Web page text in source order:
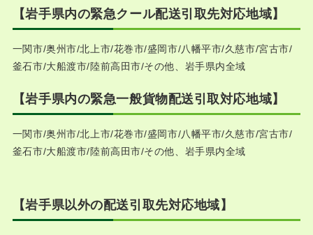
【岩手県内の緊急クール配送引取先対応地域】
一関市/奥州市/北上市/花巻市/盛岡市/八幡平市/久慈市/宮古市/
釜石市/大船渡市/陸前高田市/その他、岩手県内全域
【岩手県内の緊急一般貨物配送引取対応地域】
一関市/奥州市/北上市/花巻市/盛岡市/八幡平市/久慈市/宮古市/
釜石市/大船渡市/陸前高田市/その他、岩手県内全域
【岩手県以外の配送引取先対応地域】